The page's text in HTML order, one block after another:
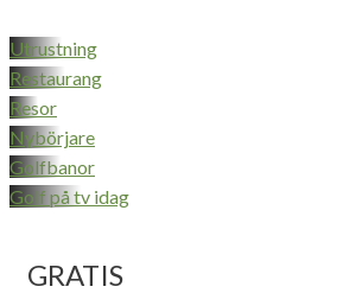
Utrustning
Restaurang
Resor
Nybörjare
Golfbanor
Golf på tv idag
GRATIS